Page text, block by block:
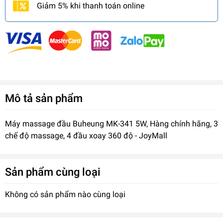
Giảm 5% khi thanh toán online
Mô tả sản phẩm
Máy massage đầu Buheung MK-341 5W, Hàng chính hãng, 3
chế độ massage, 4 đầu xoay 360 độ - JoyMall
Sản phẩm cùng loại
Không có sản phẩm nào cùng loại